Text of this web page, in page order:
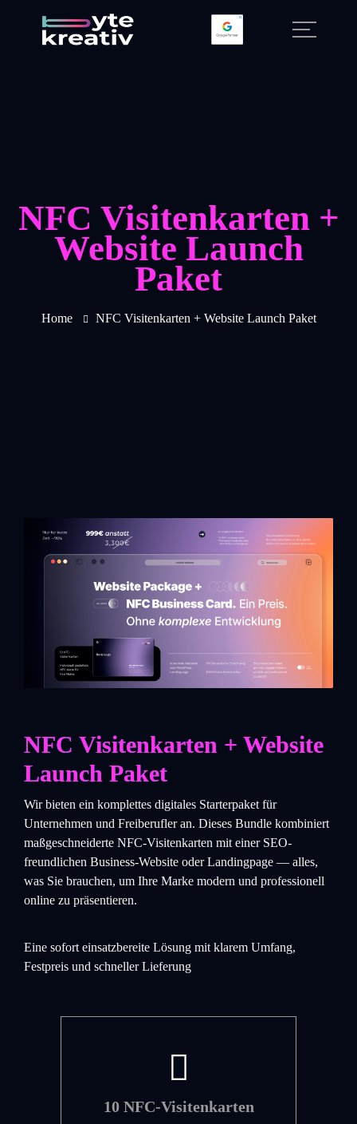
NFC Visitenkarten +
Website Launch
Paket
Home NFC Visitenkarten + Website Launch Paket
NFC Visitenkarten + Website
Launch Paket
Wir bieten ein komplettes digitales Starterpaket für
Unternehmen und Freiberufler an. Dieses Bundle kombiniert
maßgeschneiderte NFC-Visitenkarten mit einer SEO-
freundlichen Business-Website oder Landingpage — alles,
was Sie brauchen, um Ihre Marke modern und professionell
online zu präsentieren.
Eine sofort einsatzbereite Lösung mit klarem Umfang,
Festpreis und schneller Lieferung
10 NFC-Visitenkarten